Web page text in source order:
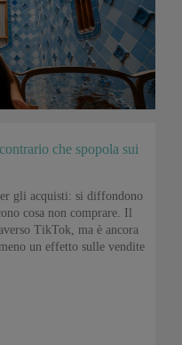
che spopola sui
gli acquisti: si diffondono
cosa non comprare. Il
TikTok, ma è ancora
un effetto sulle vendite